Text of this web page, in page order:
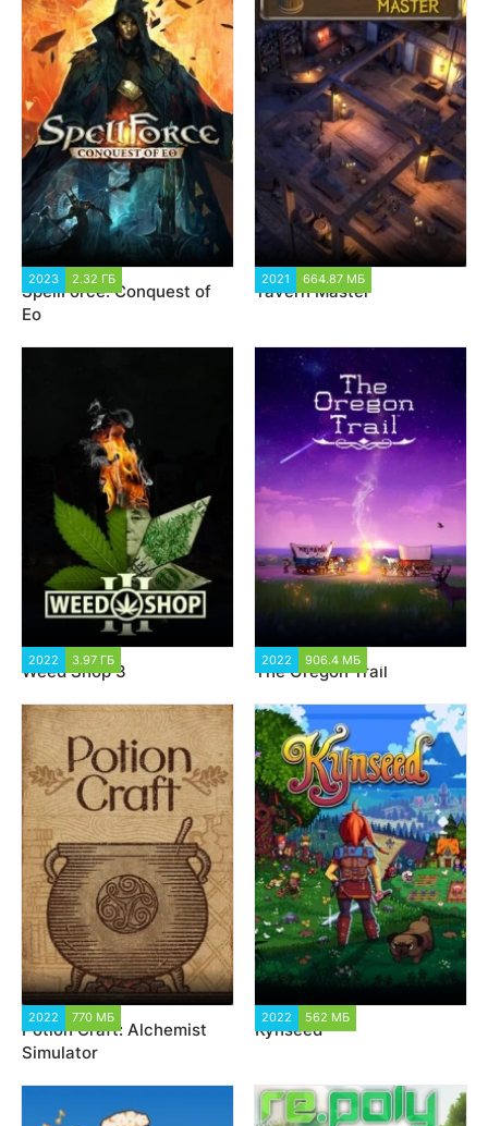
2023 2.32 ГБ
SpellForce: Conquest of
Eo
2021 664.87 МБ
Tavern Master
2022 3.97 ГБ
Weed Shop 3
2022 906.4 МБ
The Oregon Trail
2022 770 МБ
Potion Craft: Alchemist
Simulator
2022 562 МБ
Kynseed